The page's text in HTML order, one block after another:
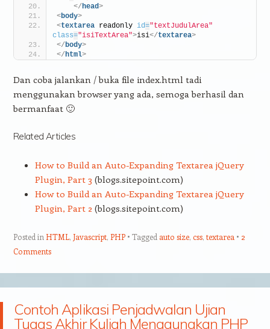
</head>
<body>
<textarea readonly id="textJudulArea"
class="isiTextArea">isi</textarea>
</body>
</html>
Dan coba jalankan / buka file index.html tadi
menggunakan browser yang ada, semoga berhasil dan
bermanfaat 🙂
Related Articles
How to Build an Auto-Expanding Textarea jQuery
Plugin, Part 3 (blogs.sitepoint.com)
How to Build an Auto-Expanding Textarea jQuery
Plugin, Part 2 (blogs.sitepoint.com)
Posted in HTML, Javascript, PHP Tagged auto size, css, textarea
2
Comments
Contoh Aplikasi Penjadwalan Ujian
Tugas Akhir Kuliah Menggunakan PHP